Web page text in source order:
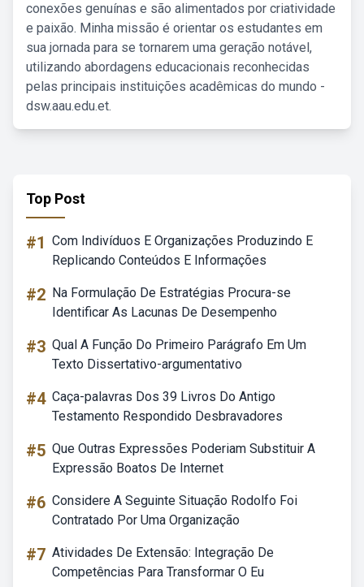
conexões genuínas e são alimentados por criatividade
e paixão. Minha missão é orientar os estudantes em
sua jornada para se tornarem uma geração notável,
utilizando abordagens educacionais reconhecidas
pelas principais instituições acadêmicas do mundo -
dsw.aau.edu.et.
Top Post
#1 Com Indivíduos E Organizações Produzindo E
Replicando Conteúdos E Informações
#2 Na Formulação De Estratégias Procura-se
Identificar As Lacunas De Desempenho
#3 Qual A Função Do Primeiro Parágrafo Em Um
Texto Dissertativo-argumentativo
#4 Caça-palavras Dos 39 Livros Do Antigo
Testamento Respondido Desbravadores
#5 Que Outras Expressões Poderiam Substituir A
Expressão Boatos De Internet
#6 Considere A Seguinte Situação Rodolfo Foi
Contratado Por Uma Organização
#7 Atividades De Extensão: Integração De
Competências Para Transformar O Eu